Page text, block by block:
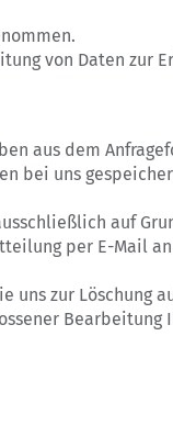
von Daten zur
aus dem
bei uns
auf
per E-Mail
zur Löschung
Bearbeitung